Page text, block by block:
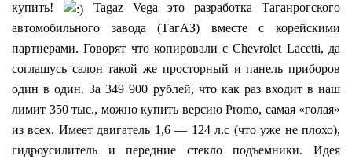
купить!
Tagaz Vega это разработка Таганрогского
автомобильного завода (ТагАЗ) вместе с корейскими
партнерами. Говорят что копировали с Chevrolet Lacetti, да
соглашусь салон такой же просторный и панель приборов
один в один. За 349 900 рублей, что как раз входит в наш
лимит 350 тыс., можно купить версию Promo, самая «голая»
из всех. Имеет двигатель 1,6 — 124 л.с (что уже не плохо),
гидроусилитель и передние стекло подъемники. Идея